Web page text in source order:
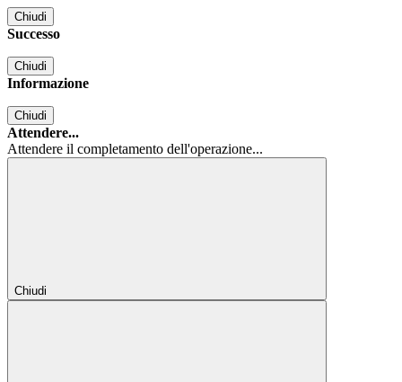
Chiudi
Successo
Chiudi
Informazione
Chiudi
Attendere...
Attendere il completamento dell'operazione...
Chiudi